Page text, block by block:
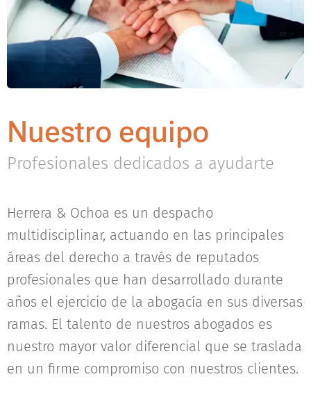
Nuestro equipo
Profesionales dedicados a ayudarte
Herrera & Ochoa es un despacho
multidisciplinar, actuando en las principales
áreas del derecho a través de reputados
profesionales que han desarrollado durante
años el ejercicio de la abogacía en sus diversas
ramas. El talento de nuestros abogados es
nuestro mayor valor diferencial que se traslada
en un firme compromiso con nuestros clientes.